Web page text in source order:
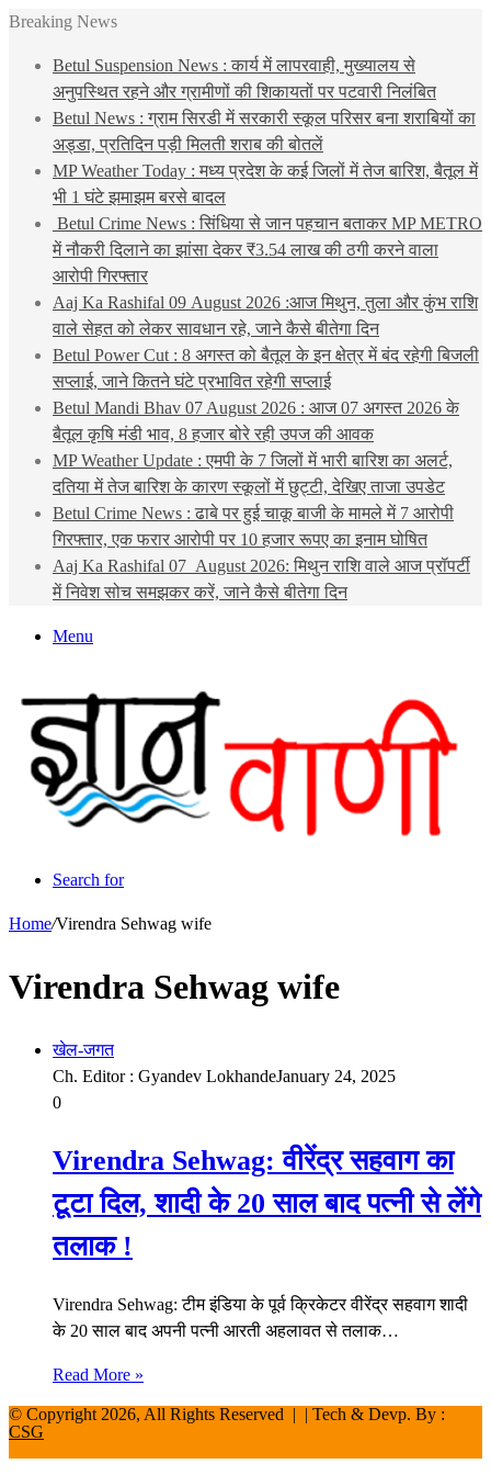
Breaking News
Betul Suspension News : कार्य में लापरवाही, मुख्यालय से
अनुपस्थित रहने और ग्रामीणों की शिकायतों पर पटवारी निलंबित
Betul News : ग्राम सिरडी में सरकारी स्कूल परिसर बना शराबियों का
अड्डा, प्रतिदिन पड़ी मिलती शराब की बोतलें
MP Weather Today : मध्य प्रदेश के कई जिलों में तेज बारिश, बैतूल में
भी 1 घंटे झमाझम बरसे बादल
Betul Crime News : सिंधिया से जान पहचान बताकर MP METRO
में नौकरी दिलाने का झांसा देकर ₹3.54 लाख की ठगी करने वाला
आरोपी गिरफ्तार
Aaj Ka Rashifal 09 August 2026 :आज मिथुन, तुला और कुंभ राशि
वाले सेहत को लेकर सावधान रहे, जाने कैसे बीतेगा दिन
Betul Power Cut : 8 अगस्त को बैतूल के इन क्षेत्र में बंद रहेगी बिजली
सप्लाई, जाने कितने घंटे प्रभावित रहेगी सप्लाई
Betul Mandi Bhav 07 August 2026 : आज 07 अगस्त 2026 के
बैतूल कृषि मंडी भाव, 8 हजार बोरे रही उपज की आवक
MP Weather Update : एमपी के 7 जिलों में भारी बारिश का अलर्ट,
दतिया में तेज बारिश के कारण स्कूलों में छुट्टी, देखिए ताजा उपडेट
Betul Crime News : ढाबे पर हुई चाकू बाजी के मामले में 7 आरोपी
गिरफ्तार, एक फरार आरोपी पर 10 हजार रूपए का इनाम घोषित
Aaj Ka Rashifal 07 August 2026: मिथुन राशि वाले आज प्रॉपर्टी
में निवेश सोच समझकर करें, जाने कैसे बीतेगा दिन
Menu
Search for
Home/Virendra Sehwag wife
Virendra Sehwag wife
खेल-जगत
Ch. Editor : Gyandev LokhandeJanuary 24, 2025
0
Virendra Sehwag: वीरेंद्र सहवाग का
टूटा दिल, शादी के 20 साल बाद पत्नी से लेंगे
तलाक !
Virendra Sehwag: टीम इंडिया के पूर्व क्रिकेटर वीरेंद्र सहवाग शादी
के 20 साल बाद अपनी पत्नी आरती अहलावत से तलाक…
Read More »
© Copyright 2026, All Rights Reserved | | Tech & Devp. By :
CSG